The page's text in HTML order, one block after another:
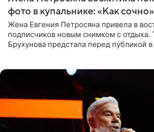
фото в купальнике: «Как сочно»
Жена Евгения Петросяна привела в
подписчиков новым снимком с отдыха.
Брухунова предстала перед публикой